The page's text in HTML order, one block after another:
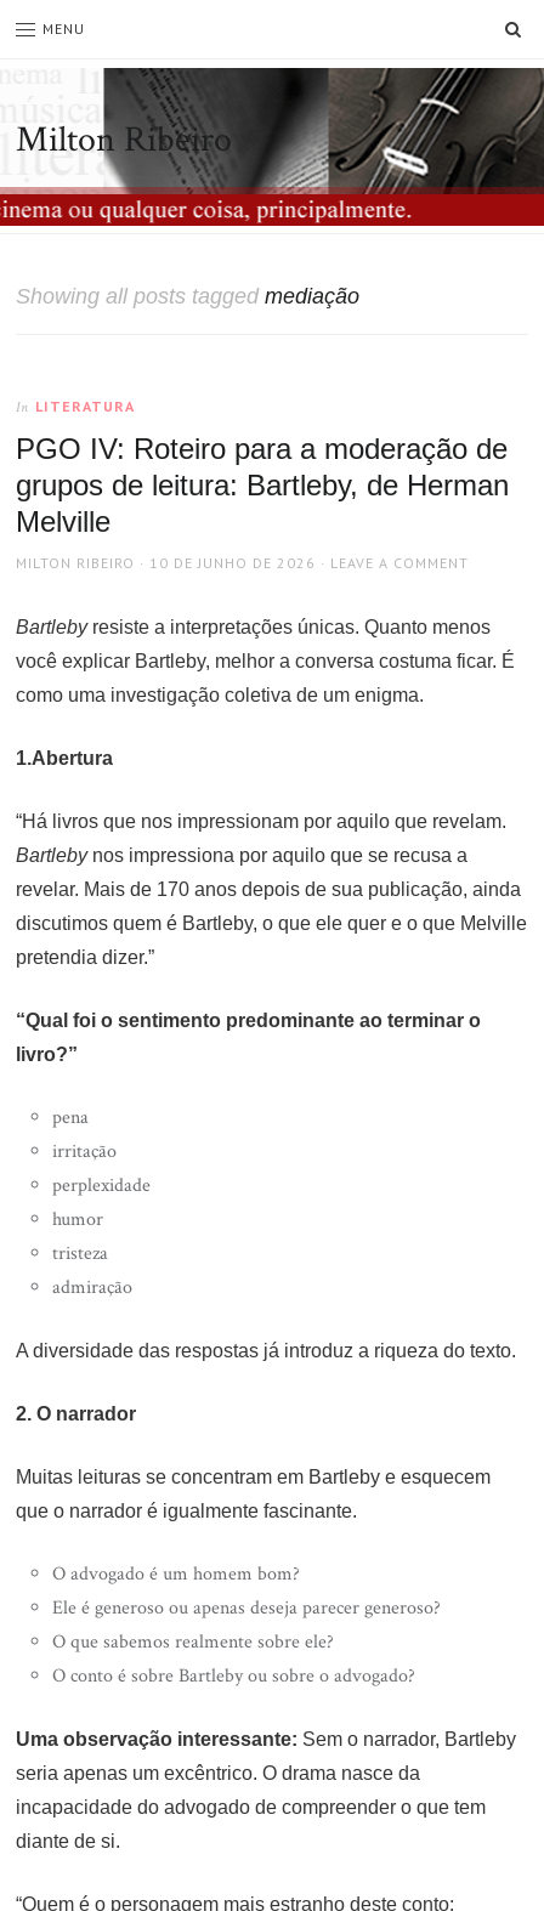
MENU
Milton Ribeiro
Showing all posts taggedmediação
In LITERATURA
PGO IV: Roteiro para a moderação de
grupos de leitura: Bartleby, de Herman
Melville
AUTHOR
MILTON RIBEIRO
POSTED
10 DE JUNHO DE 2026 LEAVE A COMMENT
Bartlebyresiste a interpretações únicas. Quanto menos
você explicar Bartleby, melhor a conversa costuma ficar. É
como uma investigação coletiva de um enigma.
1.Abertura
“Há livros que nos impressionam por aquilo que revelam.
Bartlebynos impressiona por aquilo que se recusa a
revelar. Mais de 170 anos depois de sua publicação, ainda
discutimos quem é Bartleby, o que ele quer e o que Melville
pretendia dizer.”
“Qual foi o sentimento predominante ao terminar o
livro?”
pena
irritação
perplexidade
humor
tristeza
admiração
A diversidade das respostas já introduz a riqueza do texto.
2. O narrador
Muitas leituras se concentram em Bartleby e esquecem
que o narrador é igualmente fascinante.
O advogado é um homem bom?
Ele é generoso ou apenas deseja parecer generoso?
O que sabemos realmente sobre ele?
O conto é sobre Bartleby ou sobre o advogado?
Uma observação interessante: Sem o narrador, Bartleby
seria apenas um excêntrico. O drama nasce da
incapacidade do advogado de compreender o que tem
diante de si.
“Quem é o personagem mais estranho deste conto: